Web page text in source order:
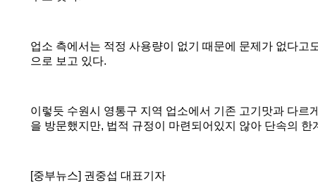
업소 측에서는 적정 사용량이 없기 때문에 문제가 없다고
으로 보고 있다.
이렇듯 수원시 영통구 지역 업소에서 기존 고기맛과 다
을 방문했지만, 법적 규정이 마련되어있지 않아 단속의 한
[중부뉴스] 권중섭 대표기자